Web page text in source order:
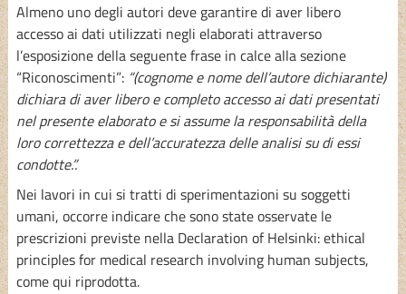
Almeno uno degli autori deve garantire di aver libero
accesso ai dati utilizzati negli elaborati attraverso
l’esposizione della seguente frase in calce alla sezione
“Riconoscimenti”: “(cognome e nome dell’autore dichiarante)
dichiara di aver libero e completo accesso ai dati presentati
nel presente elaborato e si assume la responsabilità della
loro correttezza e dell’accuratezza delle analisi su di essi
condotte.”.
Nei lavori in cui si tratti di sperimentazioni su soggetti
umani, occorre indicare che sono state osservate le
prescrizioni previste nella Declaration of Helsinki: ethical
principles for medical research involving human subjects,
come qui riprodotta.